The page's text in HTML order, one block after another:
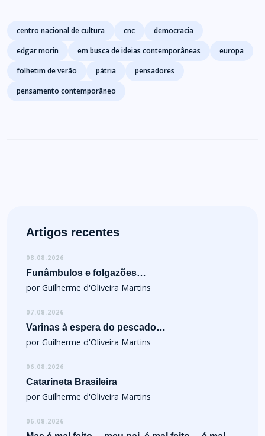
Tags
centro nacional de cultura cnc
democracia
edgar morin
em busca de ideias contemporâneas
europa
folhetim de verão
pátria
pensadores
pensamento contemporâneo
Artigos recentes
08.08.2026
Funâmbulos e folgazões…
por Guilherme d'Oliveira Martins
07.08.2026
Varinas à espera do pescado…
por Guilherme d'Oliveira Martins
06.08.2026
Catarineta Brasileira
por Guilherme d'Oliveira Martins
06.08.2026